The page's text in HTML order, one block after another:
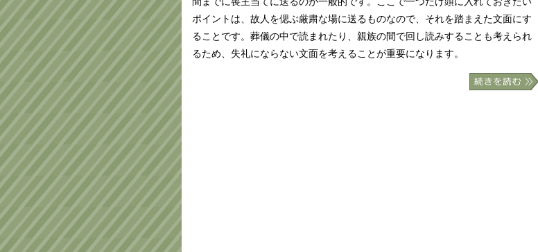
ポイントは、故人を偲ぶ厳粛な場に送るものなので、それを踏まえた文面にす
ることです。葬儀の中で読まれたり、親族の間で回し読みすることも考えられ
るため、失礼にならない文面を考えることが重要になります。